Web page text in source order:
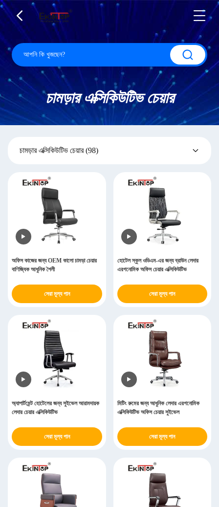
চামড়ার এক্সিকিউটিভ চেয়ার
চামড়ার এক্সিকিউটিভ চেয়ার(98)
অফিস কাজের জন্য OEM কালো চামড়া চেয়ার
বাণিজ্যিক আধুনিক শৈলী
সেরা মূল্য পান
হোটেল স্কুল ওডিএম-এর জন্য ব্রাউন লেদার
এরগনোমিক অফিস চেয়ার এক্সিকিউটিভ
সেরা মূল্য পান
অ্যাপার্টমেন্ট হোটেলের জন্য সুইভেল আরামদায়ক
লেদার চেয়ার এক্সিকিউটিভ
সেরা মূল্য পান
মিটিং রুমের জন্য আধুনিক লেদার এরগনোমিক
এক্সিকিউটিভ অফিস চেয়ার সুইভেল
সেরা মূল্য পান